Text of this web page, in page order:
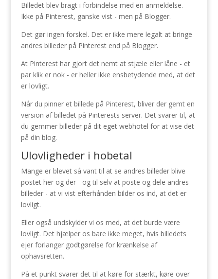
Billedet blev bragt i forbindelse med en anmeldelse.
Ikke på Pinterest, ganske vist - men på Blogger.
Det gør ingen forskel. Det er ikke mere legalt at bringe
andres billeder på Pinterest end på Blogger.
At Pinterest har gjort det nemt at stjæle eller låne - et
par klik er nok - er heller ikke ensbetydende med, at det
er lovligt.
Når du pinner et billede på Pinterest, bliver der gemt en
version af billedet på Pinterests server. Det svarer til, at
du gemmer billeder på dit eget webhotel for at vise det
på din blog.
Ulovligheder i hobetal
Mange er blevet så vant til at se andres billeder blive
postet her og der - og til selv at poste og dele andres
billeder - at vi vist efterhånden bilder os ind, at det er
lovligt.
Eller også undskylder vi os med, at det burde være
lovligt. Det hjælper os bare ikke meget, hvis billedets
ejer forlanger godtgørelse for krænkelse af
ophavsretten.
På et punkt svarer det til at køre for stærkt, køre over